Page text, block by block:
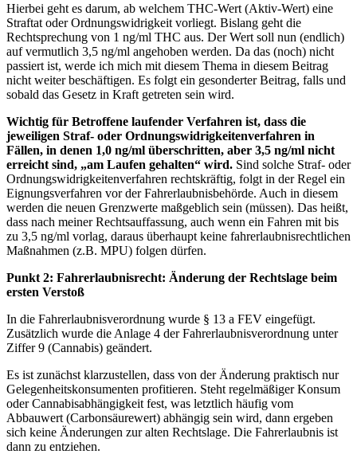
Hierbei geht es darum, ab welchem THC-Wert (Aktiv-Wert) eine
Straftat oder Ordnungswidrigkeit vorliegt. Bislang geht die
Rechtsprechung von 1 ng/ml THC aus. Der Wert soll nun (endlich)
auf vermutlich 3,5 ng/ml angehoben werden. Da das (noch) nicht
passiert ist, werde ich mich mit diesem Thema in diesem Beitrag
nicht weiter beschäftigen. Es folgt ein gesonderter Beitrag, falls und
sobald das Gesetz in Kraft getreten sein wird.
Wichtig für Betroffene laufender Verfahren ist, dass die
jeweiligen Straf- oder Ordnungswidrigkeitenverfahren in
Fällen, in denen 1,0 ng/ml überschritten, aber 3,5 ng/ml nicht
erreicht sind, „am Laufen gehalten“ wird. Sind solche Straf- oder
Ordnungswidrigkeitenverfahren rechtskräftig, folgt in der Regel ein
Eignungsverfahren vor der Fahrerlaubnisbehörde. Auch in diesem
werden die neuen Grenzwerte maßgeblich sein (müssen). Das heißt,
dass nach meiner Rechtsauffassung, auch wenn ein Fahren mit bis
zu 3,5 ng/ml vorlag, daraus überhaupt keine fahrerlaubnisrechtlichen
Maßnahmen (z.B. MPU) folgen dürfen.
Punkt 2: Fahrerlaubnisrecht: Änderung der Rechtslage beim
ersten Verstoß
In die Fahrerlaubnisverordnung wurde § 13 a FEV eingefügt.
Zusätzlich wurde die Anlage 4 der Fahrerlaubnisverordnung unter
Ziffer 9 (Cannabis) geändert.
Es ist zunächst klarzustellen, dass von der Änderung praktisch nur
Gelegenheitskonsumenten profitieren. Steht regelmäßiger Konsum
oder Cannabisabhängigkeit fest, was letztlich häufig vom
Abbauwert (Carbonsäurewert) abhängig sein wird, dann ergeben
sich keine Änderungen zur alten Rechtslage. Die Fahrerlaubnis ist
dann zu entziehen.